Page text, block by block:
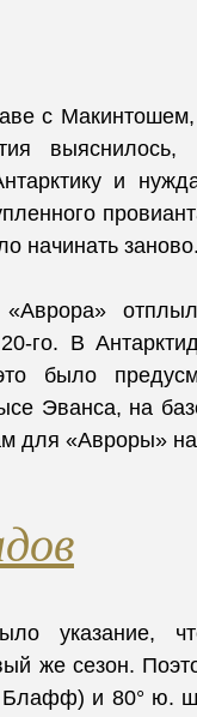
с
выяснилось,
и
начинать
го. В
было
Эванса, на
для «Авроры»
указание,
же сезон.
и 80° ю.